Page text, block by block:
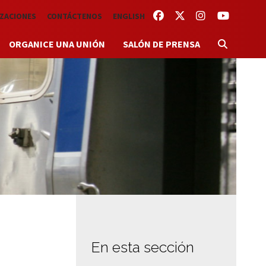
FACEBOOKTWITTERINSTAGRAM
YOUTUBE
CONTÁCTENOS ENGLISH
ORGANICE UNA UNIÓN SALÓN DE PRENSA
En esta sección